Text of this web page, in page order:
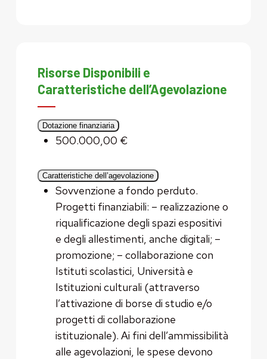
Risorse Disponibili e
Caratteristiche dell’Agevolazione
Dotazione finanziaria
500.000,00 €
Caratteristiche dell’agevolazione
Sovvenzione a fondo perduto.
Progetti finanziabili: – realizzazione o
riqualificazione degli spazi espositivi
e degli allestimenti, anche digitali; –
promozione; – collaborazione con
Istituti scolastici, Università e
Istituzioni culturali (attraverso
l’attivazione di borse di studio e/o
progetti di collaborazione
istituzionale). Ai fini dell’ammissibilità
alle agevolazioni, le spese devono